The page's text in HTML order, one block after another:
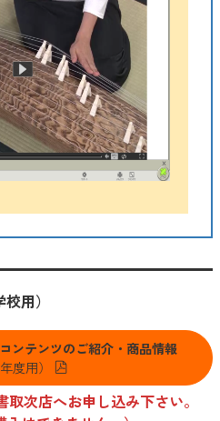
用）
ンテンツのご紹介・商品情報
年度用）
次店へお申し込み下さい。